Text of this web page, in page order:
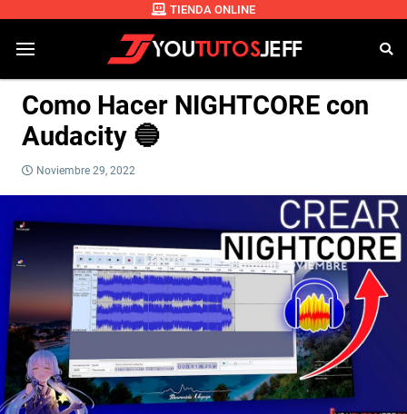
TIENDA ONLINE
Como Hacer NIGHTCORE con
Audacity 🔵
Noviembre 29, 2022